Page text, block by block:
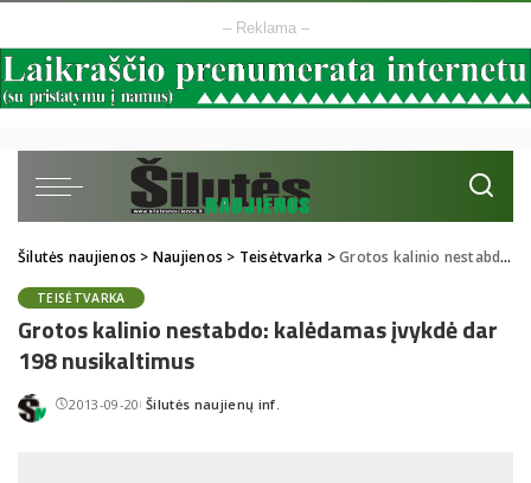
– Reklama –
Šilutės naujienos > Naujienos > Teisėtvarka >Grotos kalinio nestabdo: kalėdamas įvykdė dar 198 nusikaltimus
TEISĖTVARKA
Grotos kalinio nestabdo: kalėdamas įvykdė dar
198 nusikaltimus
2013-09-20Posted
Šilutės naujienų inf.